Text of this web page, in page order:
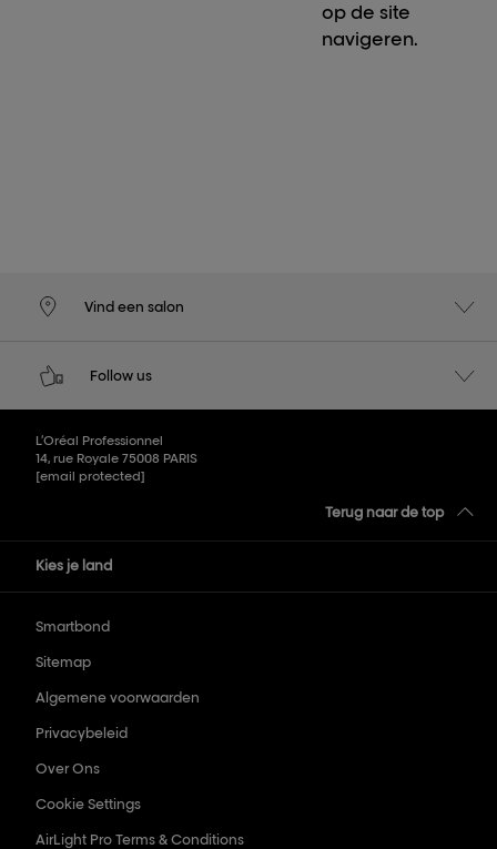
op de site
navigeren.
Vind een salon
Follow us
L’Oréal Professionnel
14, rue Royale 75008 PARIS
[email protected]
Terug naar de top
Kies je land
Smartbond
Sitemap
Algemene voorwaarden
Privacybeleid
Over Ons
Cookie Settings
AirLight Pro Terms & Conditions